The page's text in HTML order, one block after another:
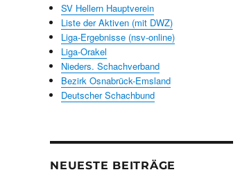
SV Hellern Hauptverein
Liste der Aktiven (mit DWZ)
Liga-Ergebnisse (nsv-online)
Liga-Orakel
Nieders. Schachverband
Bezirk Osnabrück-Emsland
Deutscher Schachbund
NEUESTE BEITRÄGE